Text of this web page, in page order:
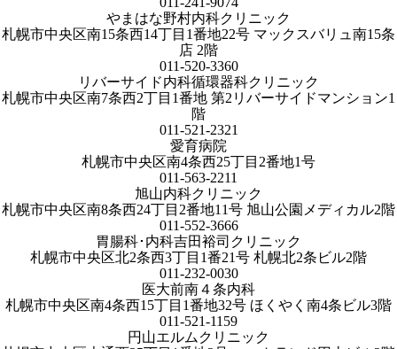
やまはな野村内科クリニック
札幌市中央区南15条西14丁目1番地22号 マックスバリュ南15条
店 2階
011-520-3360
リバーサイド内科循環器科クリニック
札幌市中央区南7条西2丁目1番地 第2リバーサイドマンション1
階
011-521-2321
愛育病院
札幌市中央区南4条西25丁目2番地1号
011-563-2211
旭山内科クリニック
札幌市中央区南8条西24丁目2番地11号 旭山公園メディカル2階
011-552-3666
胃腸科･内科吉田裕司クリニック
札幌市中央区北2条西3丁目1番21号 札幌北2条ビル2階
011-232-0030
医大前南４条内科
札幌市中央区南4条西15丁目1番地32号 ほくやく南4条ビル3階
011-521-1159
円山エルムクリニック